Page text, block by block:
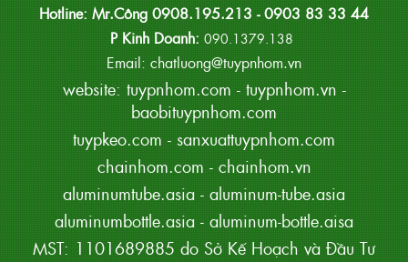
Hotline: Mr.Công 0908.195.213 - 0903 83 33 44
P Kinh Doanh: 090.1379.138
Email: chatluong@tuypnhom.vn
website: tuypnhom.com - tuypnhom.vn -
baobituypnhom.com
tuypkeo.com - sanxuattuypnhom.com
chainhom.com - chainhom.vn
aluminumtube.asia - aluminum-tube.asia
aluminumbottle.asia - aluminum-bottle.aisa
MST: 1101689885 do Sở Kế Hoạch và Đầu Tư